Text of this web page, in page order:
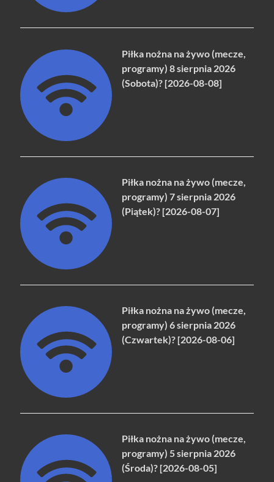
Piłka nożna na żywo (mecze,
programy) 8 sierpnia 2026
(Sobota)? [2026-08-08]
Piłka nożna na żywo (mecze,
programy) 7 sierpnia 2026
(Piątek)? [2026-08-07]
Piłka nożna na żywo (mecze,
programy) 6 sierpnia 2026
(Czwartek)? [2026-08-06]
Piłka nożna na żywo (mecze,
programy) 5 sierpnia 2026
(Środa)? [2026-08-05]